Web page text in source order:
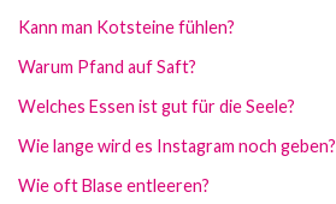
Kann man Kotsteine fühlen?
Warum Pfand auf Saft?
Welches Essen ist gut für die Seele?
Wie lange wird es Instagram noch geben?
Wie oft Blase entleeren?